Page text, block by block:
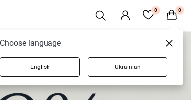
0 0
Choose language
English Ukrainian